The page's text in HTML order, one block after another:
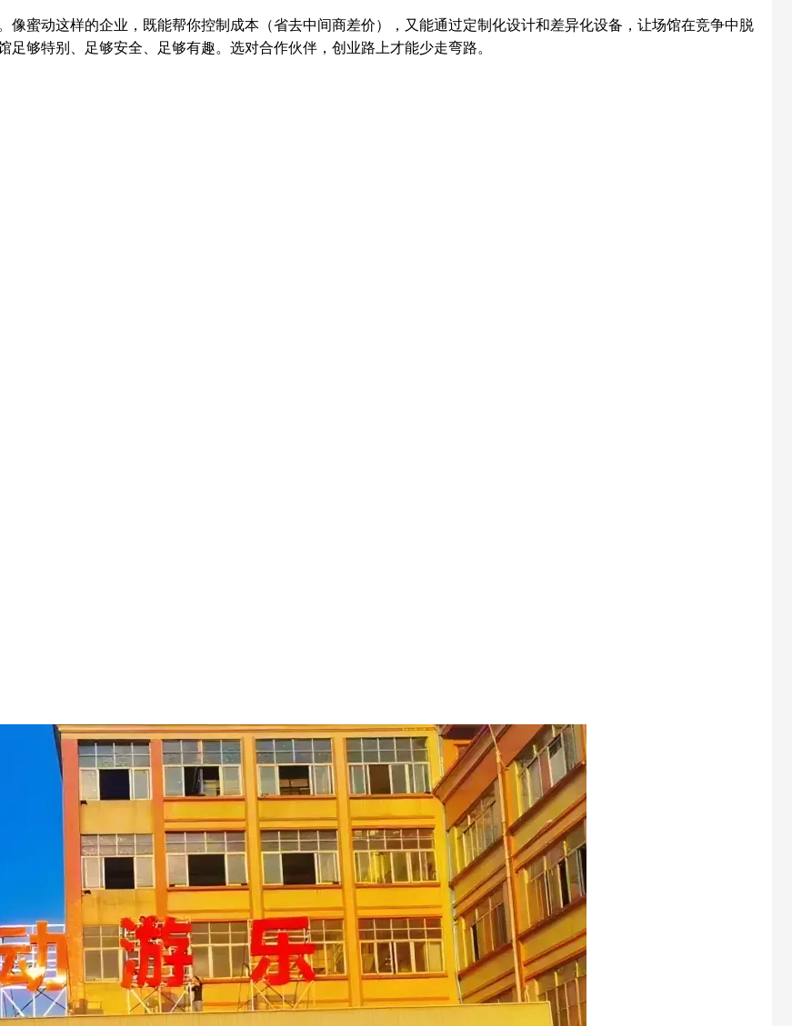
蜜动这样的企业，既能帮你控制成本（省去中间商差价），又能通过定制化设计和差异化设备，让场馆在竞争中脱
够特别、足够安全、足够有趣。选对合作伙伴，创业路上才能少走弯路。